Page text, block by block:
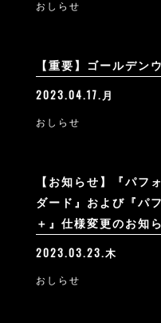
おしらせ
【重要】ゴールデン
2023.04.17.月
おしらせ
【お知らせ】『パフ
ダード』および『パ
＋』仕様変更のお知
2023.03.23.木
おしらせ